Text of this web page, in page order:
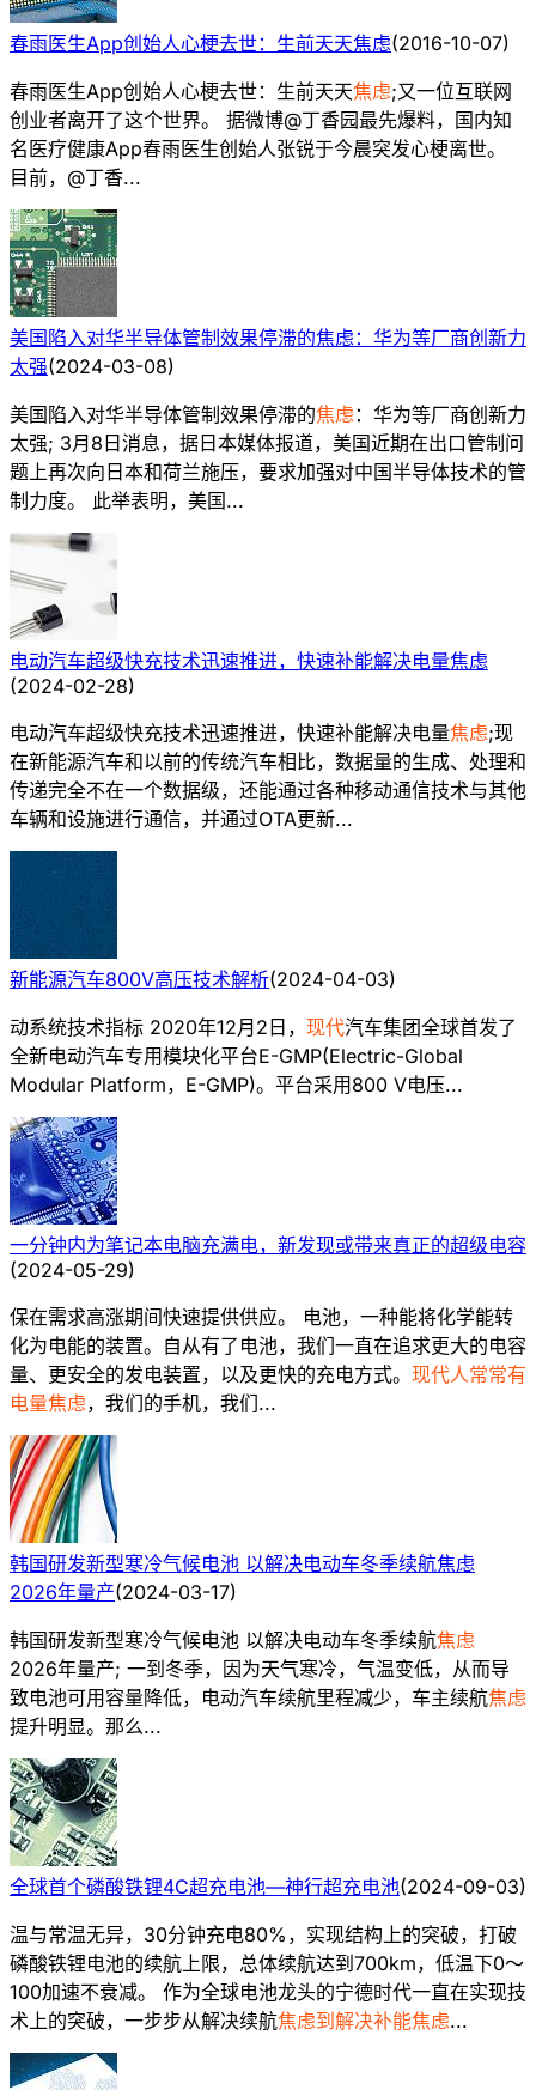
春雨医生App创始人心梗去世：生前天天焦虑(2016-10-07)
春雨医生App创始人心梗去世：生前天天焦虑;又一位互联网
创业者离开了这个世界。 据微博@丁香园最先爆料，国内知
名医疗健康App春雨医生创始人张锐于今晨突发心梗离世。
目前，@丁香...
美国陷入对华半导体管制效果停滞的焦虑：华为等厂商创新力
太强(2024-03-08)
美国陷入对华半导体管制效果停滞的焦虑 ：华为等厂商创新力
太强; 3月8日消息，据日本媒体报道，美国近期在出口管制问
题上再次向日本和荷兰施压，要求加强对中国半导体技术的管
制力度。 此举表明，美国...
电动汽车超级快充技术迅速推进，快速补能解决电量焦虑
(2024-02-28)
电动汽车超级快充技术迅速推进，快速补能解决电量焦虑;现
在新能源汽车和以前的传统汽车相比，数据量的生成、处理和
传递完全不在一个数据级，还能通过各种移动通信技术与其他
车辆和设施进行通信，并通过OTA更新...
新能源汽车800V高压技术解析(2024-04-03)
动系统技术指标 2020年12月2日， 现代汽车集团全球首发了
全新电动汽车专用模块化平台E-GMP(Electric-Global
Modular Platform，E-GMP)。平台采用800 V电压...
一分钟内为笔记本电脑充满电，新发现或带来真正的超级电容
(2024-05-29)
保在需求高涨期间快速提供供应。 电池，一种能将化学能转
化为电能的装置。自从有了电池，我们一直在追求更大的电容
量、更安全的发电装置，以及更快的充电方式。 现代人常常有
电量焦虑，我们的手机，我们...
韩国研发新型寒冷气候电池 以解决电动车冬季续航焦虑
2026年量产(2024-03-17)
韩国研发新型寒冷气候电池 以解决电动车冬季续航焦虑
2026年量产; 一到冬季，因为天气寒冷，气温变低，从而导
致电池可用容量降低，电动汽车续航里程减少，车主续航焦虑
提升明显。那么...
全球首个磷酸铁锂4C超充电池—神行超充电池(2024-09-03)
温与常温无异，30分钟充电80%，实现结构上的突破，打破
磷酸铁锂电池的续航上限，总体续航达到700km，低温下0～
100加速不衰减。 作为全球电池龙头的宁德时代一直在实现技
术上的突破，一步步从解决续航焦虑到解决补能焦虑...